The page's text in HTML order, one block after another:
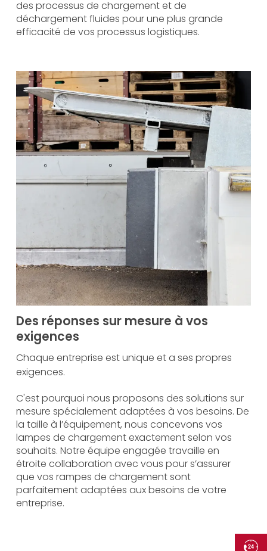
des processus de chargement et de
déchargement fluides pour une plus grande
efficacité de vos processus logistiques.
Des réponses sur mesure à vos
exigences
Chaque entreprise est unique et a ses propres
exigences.
C'est pourquoi nous proposons des solutions sur
mesure spécialement adaptées à vos besoins. De
la taille à l’équipement, nous concevons vos
lampes de chargement exactement selon vos
souhaits. Notre équipe engagée travaille en
étroite collaboration avec vous pour s’assurer
que vos rampes de chargement sont
parfaitement adaptées aux besoins de votre
entreprise.